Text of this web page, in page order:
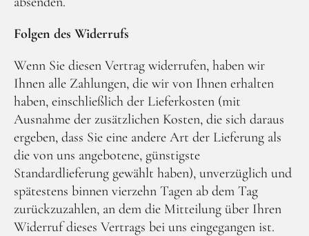
Folgen des Widerrufs
Wenn Sie diesen Vertrag widerrufen, haben wir
Ihnen alle Zahlungen, die wir von Ihnen erhalten
haben, einschließlich der Lieferkosten (mit
Ausnahme der zusätzlichen Kosten, die sich daraus
ergeben, dass Sie eine andere Art der Lieferung als
die von uns angebotene, günstigste
Standardlieferung gewählt haben), unverzüglich und
spätestens binnen vierzehn Tagen ab dem Tag
zurückzuzahlen, an dem die Mitteilung über Ihren
Widerruf dieses Vertrags bei uns eingegangen ist.